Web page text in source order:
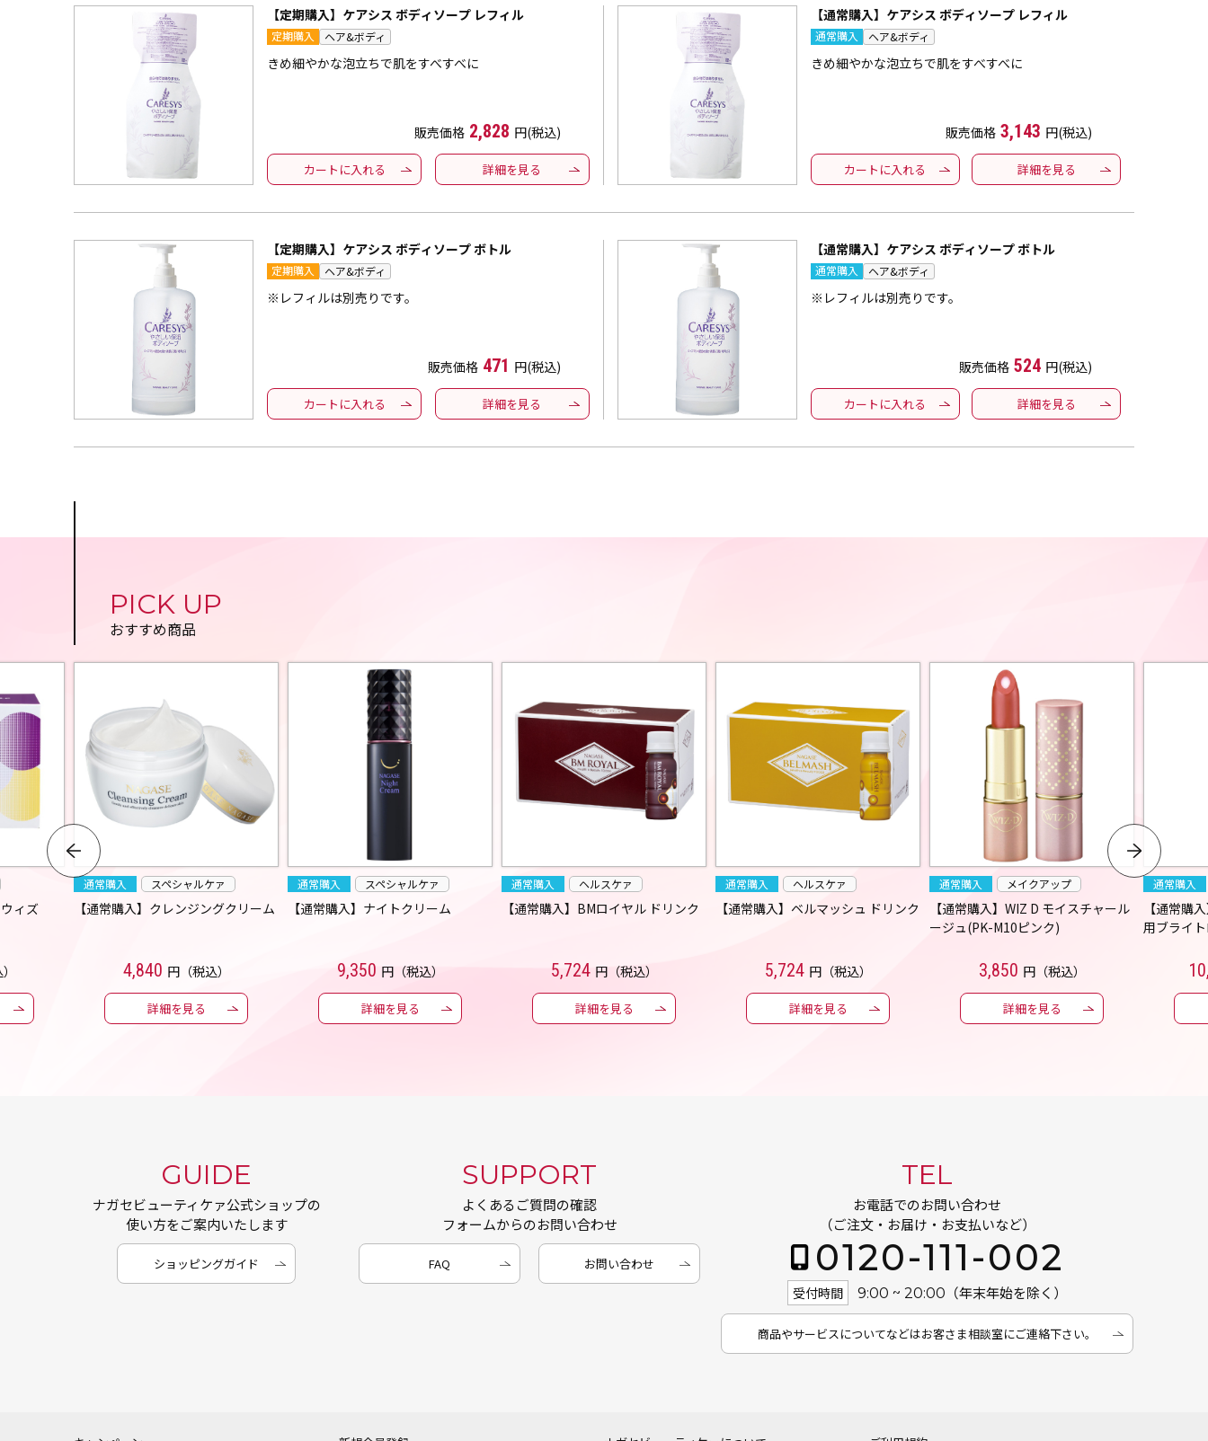
【定期購入】ケアシス ボディソープ レフィル
定期購入 ヘア&ボディ
きめ細やかな泡立ちで肌をすべすべに
販売価格 2,828 円(税込)
カートに入れる 詳細を見る
【通常購入】ケアシス ボディソープ レフィル
通常購入 ヘア&ボディ
きめ細やかな泡立ちで肌をすべすべに
販売価格 3,143 円(税込)
カートに入れる 詳細を見る
【定期購入】ケアシス ボディソープ ボトル
定期購入 ヘア&ボディ
※レフィルは別売りです。
販売価格 471 円(税込)
カートに入れる 詳細を見る
【通常購入】ケアシス ボディソープ ボトル
通常購入 ヘア&ボディ
※レフィルは別売りです。
販売価格 524 円(税込)
カートに入れる 詳細を見る
PICK UP
おすすめ商品
ィズ
通常購入 スペシャルケァ
【通常購入】クレンジングクリーム
4,840 円（税込）
詳細を見る
通常購入 スペシャルケァ
【通常購入】ナイトクリーム
9,350 円（税込）
詳細を見る
通常購入 ヘルスケァ
【通常購入】BMロイヤル ドリンク
5,724 円（税込）
詳細を見る
通常購入 ヘルスケァ
【通常購入】ベルマッシュ ドリンク
5,724 円（税込）
詳細を見る
通常購入 メイクアップ
【通常購入】WIZ D モイスチャール
ージュ(PK-M10ピンク)
3,850 円（税込）
詳細を見る
通常購入
【通常購
用ブライ
GUIDE
ナガセビューティケァ公式ショップの
使い方をご案内いたします
ショッピングガイド
SUPPORT
よくあるご質問の確認
フォームからのお問い合わせ
FAQ お問い合わせ
TEL
お電話でのお問い合わせ
（ご注文・お届け・お支払いなど）
0120-111-002
受付時間 9:00 ~ 20:00 （年末年始を除く）
商品やサービスについてなどはお客さま相談室にご連絡下さい。